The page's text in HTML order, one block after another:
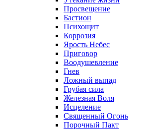
Просвещение
Бастион
Психощит
Коррозия
Ярость Небес
Приговор
Воодушевление
Гнев
Ложный выпад
Грубая сила
Железная Воля
Исцеление
Священный Огонь
Порочный Пакт